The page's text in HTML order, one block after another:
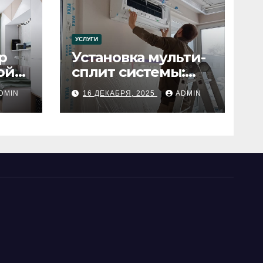
УСЛУГИ
Установка мульти-
сплит системы:
пошаговое
руководство
16 ДЕКАБРЯ, 2025 ADMIN